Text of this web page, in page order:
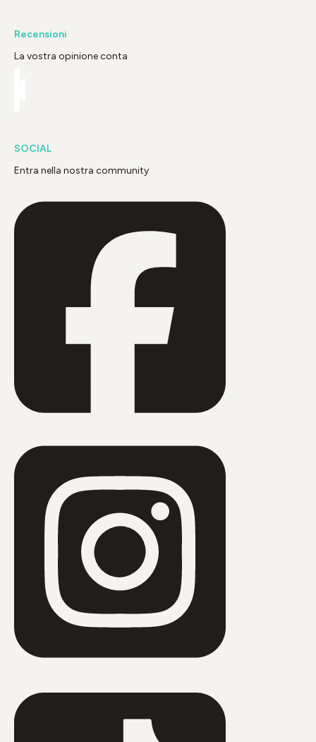
Recensioni
La vostra opinione conta
SOCIAL
Entra nella nostra community